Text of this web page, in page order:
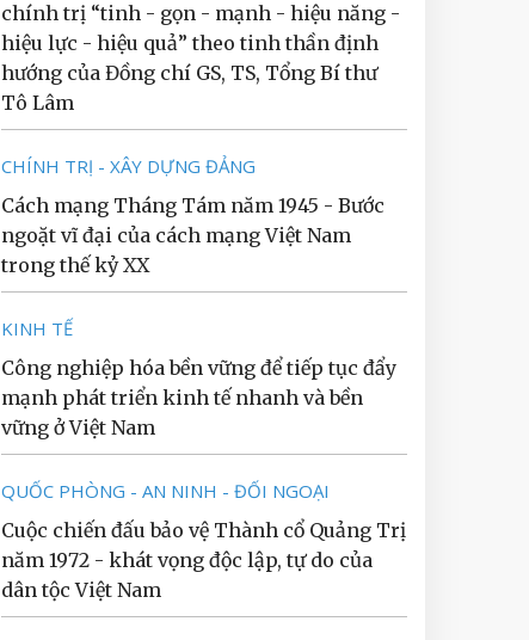
chính trị “tinh - gọn - mạnh - hiệu năng -
hiệu lực - hiệu quả” theo tinh thần định
hướng của Đồng chí GS, TS, Tổng Bí thư
Tô Lâm
CHÍNH TRỊ - XÂY DỰNG ĐẢNG
Cách mạng Tháng Tám năm 1945 - Bước
ngoặt vĩ đại của cách mạng Việt Nam
trong thế kỷ XX
KINH TẾ
Công nghiệp hóa bền vững để tiếp tục đẩy
mạnh phát triển kinh tế nhanh và bền
vững ở Việt Nam
QUỐC PHÒNG - AN NINH - ĐỐI NGOẠI
Cuộc chiến đấu bảo vệ Thành cổ Quảng Trị
năm 1972 - khát vọng độc lập, tự do của
dân tộc Việt Nam